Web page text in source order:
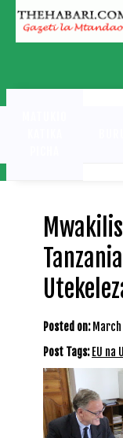
Skip
content
Posted on:
Post Tags: EU na